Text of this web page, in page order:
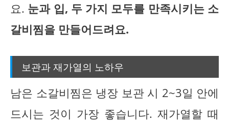
요. 눈과 입, 두 가지 모두를 만족시키는 소
갈비찜을 만들어드려요.
보관과 재가열의 노하우
남은 소갈비찜은 냉장 보관 시 2~3일 안에
드시는 것이 가장 좋습니다. 재가열할 때